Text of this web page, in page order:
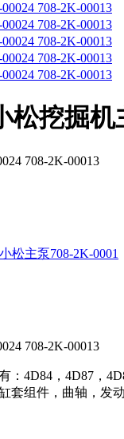
挖掘机
708-2K-00013
松主泵708-2K-0001
708-2K-00013
4D84，4D87，
套组件，曲轴，